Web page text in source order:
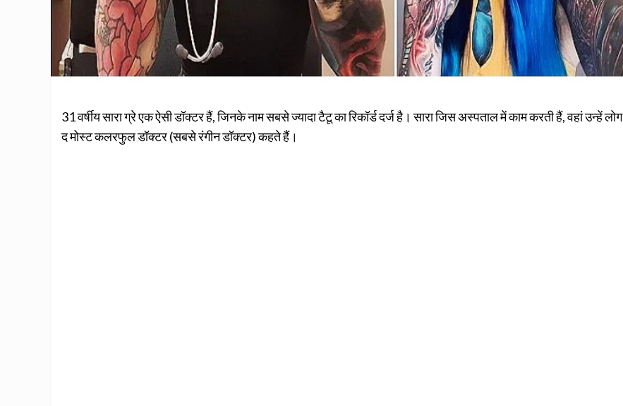
31 वर्षीय सारा ग्रे एक ऐसी डॉक्टर हैं, जिनके नाम सबसे ज्यादा टैटू का रिकॉर्ड दर्ज है। सारा जिस अस्पताल में काम करती हैं, वहां उन्हें लोग
द मोस्ट कलरफुल डॉक्टर (सबसे रंगीन डॉक्टर) कहते हैं।